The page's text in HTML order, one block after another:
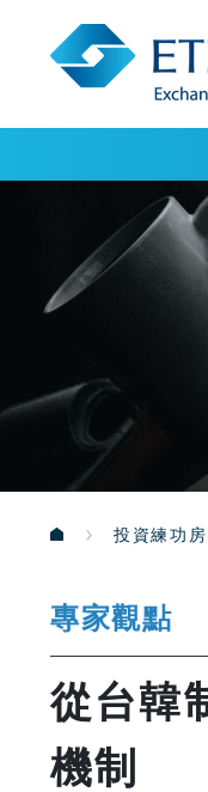
投資練功房
專家觀點
從台韓
機制